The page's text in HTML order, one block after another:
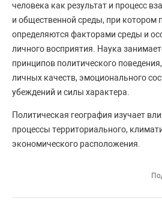
человека как результат и процесс
и общественной среды, при котором
определяются факторами среды и
личного восприятия. Наука
принципов политического
личных качеств, эмоционального
убеждений и силы характера.
Политическая география изучает
процессы территориального,
экономического расположения.